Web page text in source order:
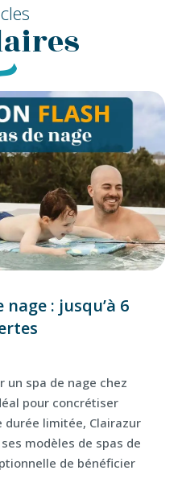
: jusqu’à 6
un spa de nage chez
pour concrétiser
durée limitée, Clairazur
modèles de spas de
de bénéficier